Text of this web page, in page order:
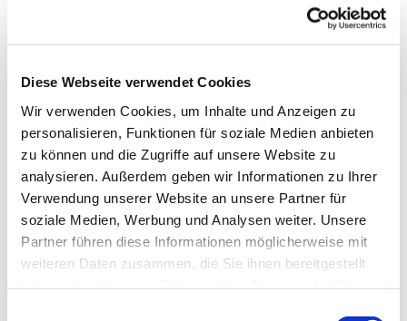
Diese Webseite verwendet Cookies
Wir verwenden Cookies, um Inhalte und Anzeigen zu
personalisieren, Funktionen für soziale Medien anbieten
zu können und die Zugriffe auf unsere Website zu
analysieren. Außerdem geben wir Informationen zu Ihrer
Verwendung unserer Website an unsere Partner für
soziale Medien, Werbung und Analysen weiter. Unsere
Partner führen diese Informationen möglicherweise mit
weiteren Daten zusammen, die Sie ihnen bereitgestellt